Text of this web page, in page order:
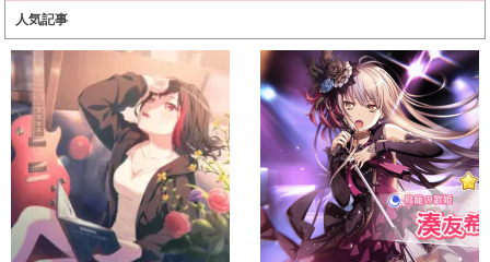
人気記事